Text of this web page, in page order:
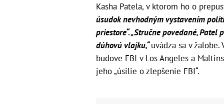
Kasha Patela, v ktorom ho o
úsudok nevhodným vystavením
priestore“.„Stručne povedané, Patel
dúhovú vlajku,“uvádza sa v
budove FBI v Los Angeles a
jeho „úsilie o zlepšenie FBI“.